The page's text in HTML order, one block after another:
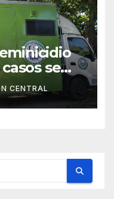
se
CENTRAL